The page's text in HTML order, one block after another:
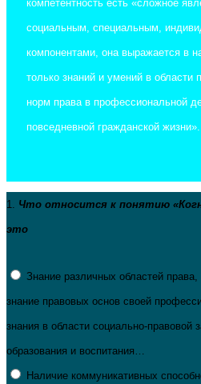
компетентность есть «сложное
социальным, специальным,
компонентами, она выражается в
только знаний и умений в области
норм права в профессиональной
повседневной гражданской жизни».
1. Что относится к понятию
это
Знание различных областей права,
знание правовых основ своей
знания в области социально-правовой
образования и воспитания…
Наличие коммуникативных